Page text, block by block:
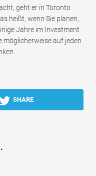
geht er in Toronto
heißt, wenn Sie planen,
Jahre im Investment
möglicherweise auf jeden
SHARE